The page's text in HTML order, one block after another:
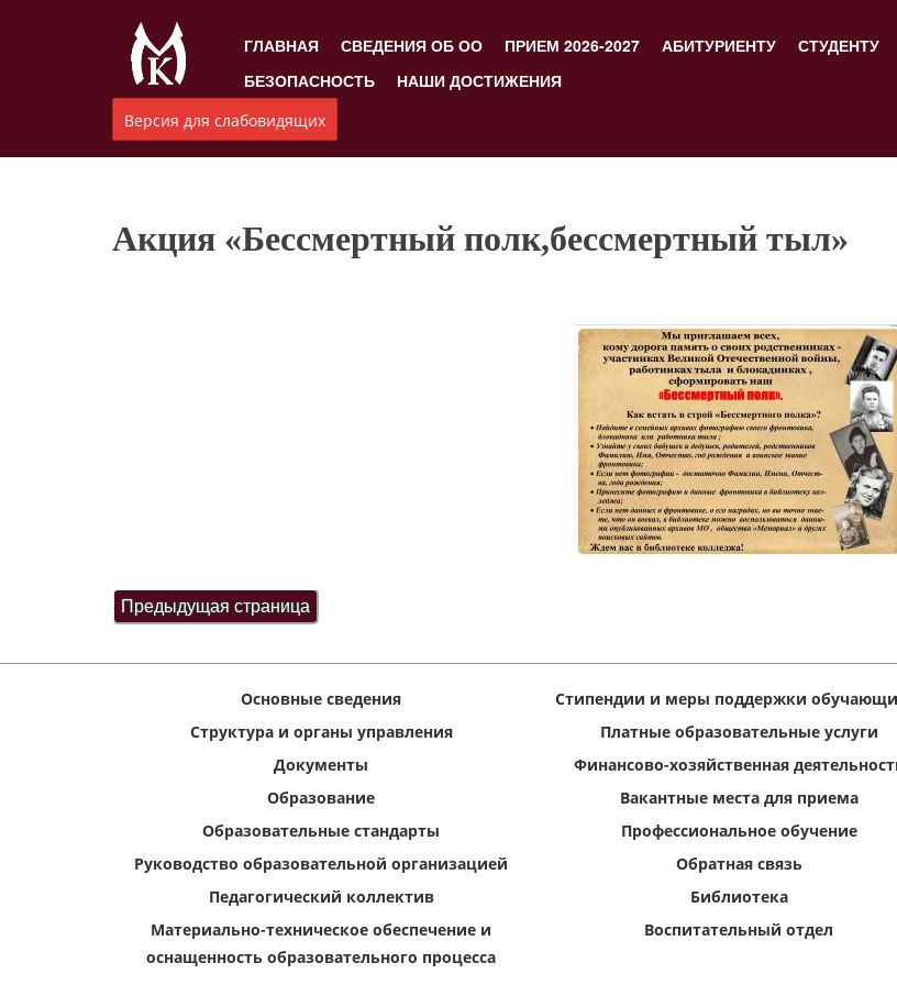
ГЛАВНАЯ СВЕДЕНИЯ ОБ ОО ПРИЕМ 2026-2027 АБИТУРИЕНТУ СТУДЕНТУ
БЕЗОПАСНОСТЬ
НАШИ ДОСТИЖЕНИЯ
Версия для слабовидящих
Акция «Бессмертный полк,бессмертный тыл»
Основные сведения
Структура и органы управления
Документы
Образование
Образовательные стандарты
Руководство образовательной организацией
Педагогический коллектив
Материально-техническое обеспечение и
оснащенность образовательного процесса
Стипендии и меры поддержки
Платные образовательные услуги
Финансово-хозяйственная
Вакантные места для приема
Профессиональное обучение
Обратная связь
Библиотека
Воспитательный отдел